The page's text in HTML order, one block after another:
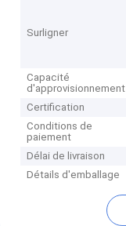
Surligner
Capacité
d'approvisionnement
Certification
Conditions de
paiement
Délai de livraison
Détails d'emballage